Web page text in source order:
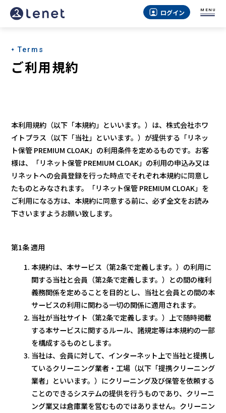
ログイン MENU
Terms
ご利用規約
本利用規約（以下「本規約」といいます。）は、株式会社ホワ
イトプラス（以下「当社」といいます。）が提供する「リネッ
ト保管 PREMIUM CLOAK」の利用条件を定めるものです。お客
様は、「リネット保管 PREMIUM CLOAK」の利用の申込み又は
リネットへの会員登録を行った時点でそれぞれ本規約に同意し
たものとみなされます。「リネット保管 PREMIUM CLOAK」を
ご利用になる方は、本規約に同意する前に、必ず全文をお読み
下さいますようお願い致します。
第1条 適用
本規約は、本サービス（第2条で定義します。）の利用に
関する当社と会員（第2条で定義します。）との間の権利
義務関係を定めることを目的とし、当社と会員との間の本
サービスの利用に関わる一切の関係に適用されます。
当社が当社サイト（第2条で定義します。）上で随時掲載
する本サービスに関するルール、諸規定等は本規約の一部
を構成するものとします。
当社は、会員に対して、インターネット上で当社と提携し
ているクリーニング業者・工場（以下「提携クリーニング
業者」といいます。）にクリーニング及び保管を依頼する
ことのできるシステムの提供を行うものであり、クリーニ
ング業又は倉庫業を営むものではありません。クリーニン